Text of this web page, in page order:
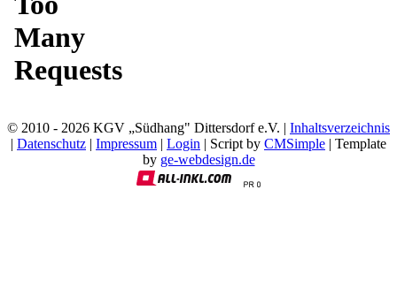
© 2010 - 2026 KGV „Südhang" Dittersdorf e.V. | Inhaltsverzeichnis
| Datenschutz | Impressum | Login | Script by CMSimple | Template
by ge-webdesign.de